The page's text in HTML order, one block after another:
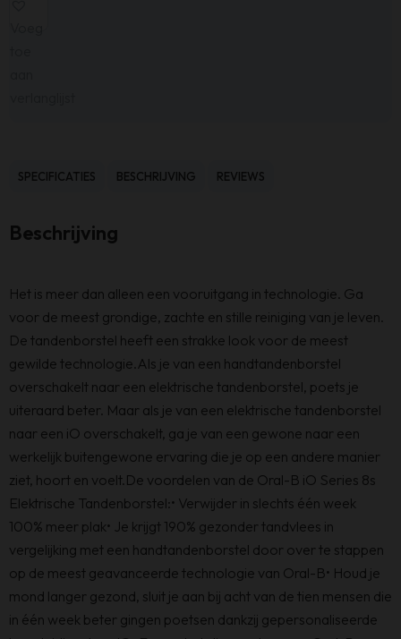
SPECIFICATIES BESCHRIJVING REVIEWS
Beschrijving
Het is meer dan alleen een vooruitgang in technologie. Ga
voor de meest grondige, zachte en stille reiniging van je leven.
De tandenborstel heeft een strakke look voor de meest
gewilde technologie.Als je van een handtandenborstel
overschakelt naar een elektrische tandenborstel, poets je
uiteraard beter. Maar als je van een elektrische tandenborstel
naar een iO overschakelt, ga je van een gewone naar een
werkelijk buitengewone ervaring die je op een andere manier
ziet, hoort en voelt.De voordelen van de Oral-B iO Series 8s
Elektrische Tandenborstel:• Verwijder in slechts één week
100% meer plak• Je krijgt 190% gezonder tandvlees in
vergelijking met een handtandenborstel door over te stappen
op de meest geavanceerde technologie van Oral-B• Houd je
mond langer gezond, sluit je aan bij acht van de tien mensen die
in één week beter gingen poetsen dankzij gepersonaliseerde